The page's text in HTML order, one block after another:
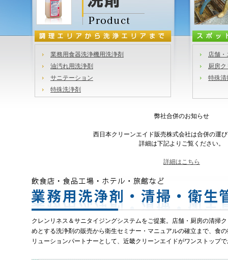
業務用食器洗浄機用洗浄剤
油汚れ用洗浄剤
サニテーション
特殊洗浄剤
店舗
厨房
特殊清
弊社合併のお知らせ
西日本クリーンエイド販売株式会社は合併の運
詳細は下記よりご覧ください。
詳細はこちら
クレンリネス＆サニタイジングシステムをご提案。店舗・厨房の清掃
めとする洗浄剤の販売から衛生セミナー・マニュアルの確立まで、食
リューションパートナーとして、近畿クリーンエイドがワンストップ